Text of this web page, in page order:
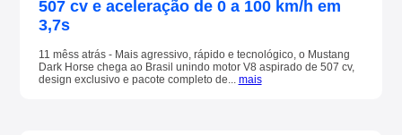
507 cv e aceleração de 0 a 100 km/h em
3,7s
11 mêss atrás - Mais agressivo, rápido e tecnológico, o Mustang
Dark Horse chega ao Brasil unindo motor V8 aspirado de 507 cv,
design exclusivo e pacote completo de... mais